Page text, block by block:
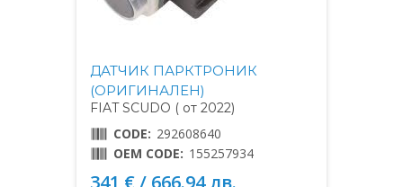
ДАТЧИК ПАРКТРОНИК
(ОРИГИНАЛЕН)
FIAT SCUDO ( от 2022)
CODE: 292608640
OEM CODE: 155257934
341 € / 666.94 лв.